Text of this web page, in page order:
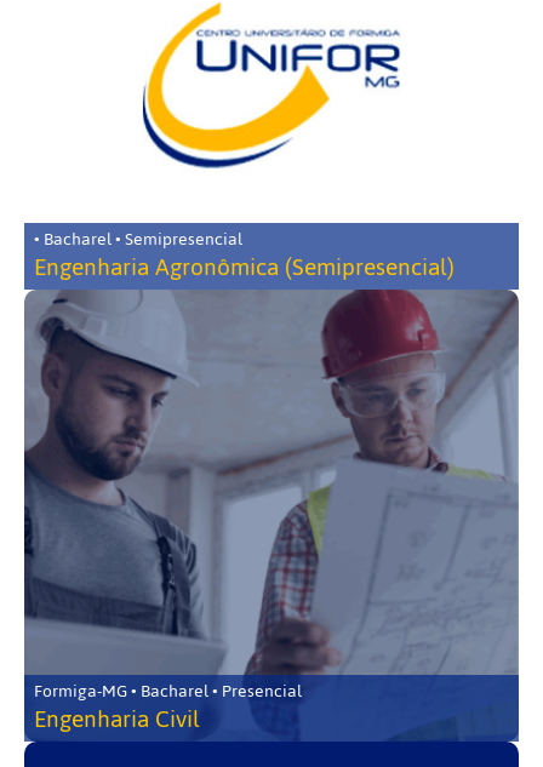
• Bacharel • Semipresencial
Engenharia Agronômica (Semipresencial)
Formiga-MG • Bacharel • Presencial
Engenharia Civil